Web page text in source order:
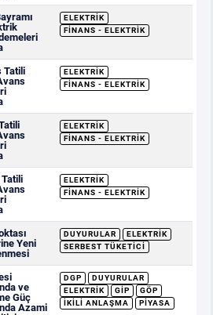
ELEKTRIK
FINANS - ELEKTRIK
Tatili
ELEKTRIK
FINANS - ELEKTRIK
ELEKTRIK
FINANS - ELEKTRIK
ELEKTRIK
FINANS - ELEKTRIK
Yeni
DUYURULAR
ELEKTRIK
SERBEST TÜKETICI
ve
Güç
Azami
DGP
DUYURULAR
ELEKTRIK
GİP
GÖP
İKILI ANLAŞMA
PIYASA